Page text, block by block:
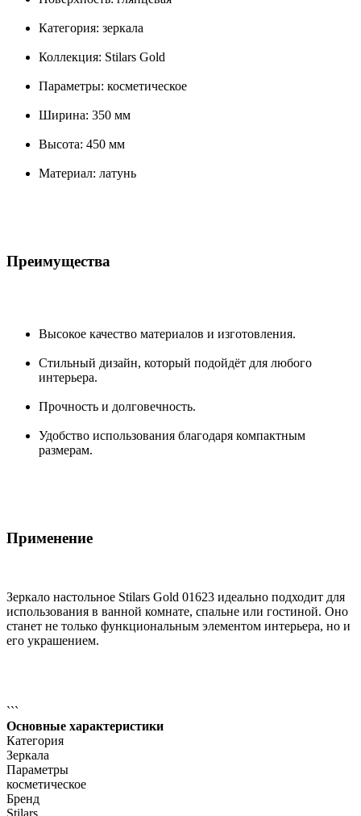
Категория: зеркала
Коллекция: Stilars Gold
Параметры: косметическое
Ширина: 350 мм
Высота: 450 мм
Материал: латунь
Преимущества
Высокое качество материалов и изготовления.
Стильный дизайн, который подойдёт для любого
интерьера.
Прочность и долговечность.
Удобство использования благодаря компактным
размерам.
Применение
Зеркало настольное Stilars Gold 01623 идеально подходит для
использования в ванной комнате, спальне или гостиной. Оно
станет не только функциональным элементом интерьера, но и
его украшением.
```
Основные характеристики
Категория
Зеркала
Параметры
косметическое
Бренд
Stilars